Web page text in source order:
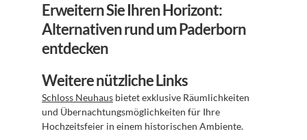
Erweitern Sie Ihren Horizont:
Alternativen rund um Paderborn
entdecken
Weitere nützliche Links
Schloss Neuhaus bietet exklusive Räumlichkeiten
und Übernachtungsmöglichkeiten für Ihre
Hochzeitsfeier in einem historischen Ambiente.